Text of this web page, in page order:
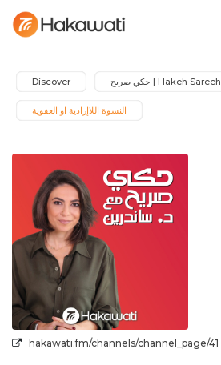
Discover Hakeh Sareeh | حكي صريح
النشوة اللاإرادية او العفوية
hakawati.fm/channels/channel_page/41